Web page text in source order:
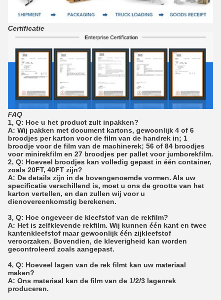
Certificatie
FAQ
1, Q: Hoe u het product zult inpakken?
A: Wij pakken met document kartons, gewoonlijk 4 of 6
broodjes per karton voor de film van de handrek in; 1
broodje voor de film van de machinerek; 56 of 84 broodjes
voor minirekfilm en 27 broodjes per pallet voor jumborekfilm.
2, Q: Hoeveel broodjes kan volledig gepast in één container,
zoals 20FT, 40FT zijn?
A: De details zijn in de bovengenoemde vormen. Als uw
specificatie verschillend is, moet u ons de grootte van het
karton vertellen, en dan zullen wij voor u
dienovereenkomstig berekenen.
3, Q: Hoe ongeveer de kleefstof van de rekfilm?
A: Het is zelfklevende rekfilm. Wij kunnen één kant en twee
kantenkleefstof maar gewoonlijk één zijkleefstof
veroorzaken. Bovendien, de kleverigheid kan worden
gecontroleerd zoals aangepast.
4, Q: Hoeveel lagen van de rek filmt kan uw materiaal
maken?
A: Ons materiaal kan de film van de 1/2/3 lagenrek
produceren.